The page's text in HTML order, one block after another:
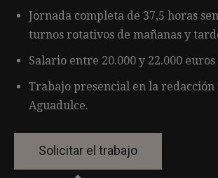
Jornada completa de 37,5 horas
turnos rotativos de mañanas y
Salario entre 20.000 y 22.000
Trabajo presencial en la redacción
Aguadulce.